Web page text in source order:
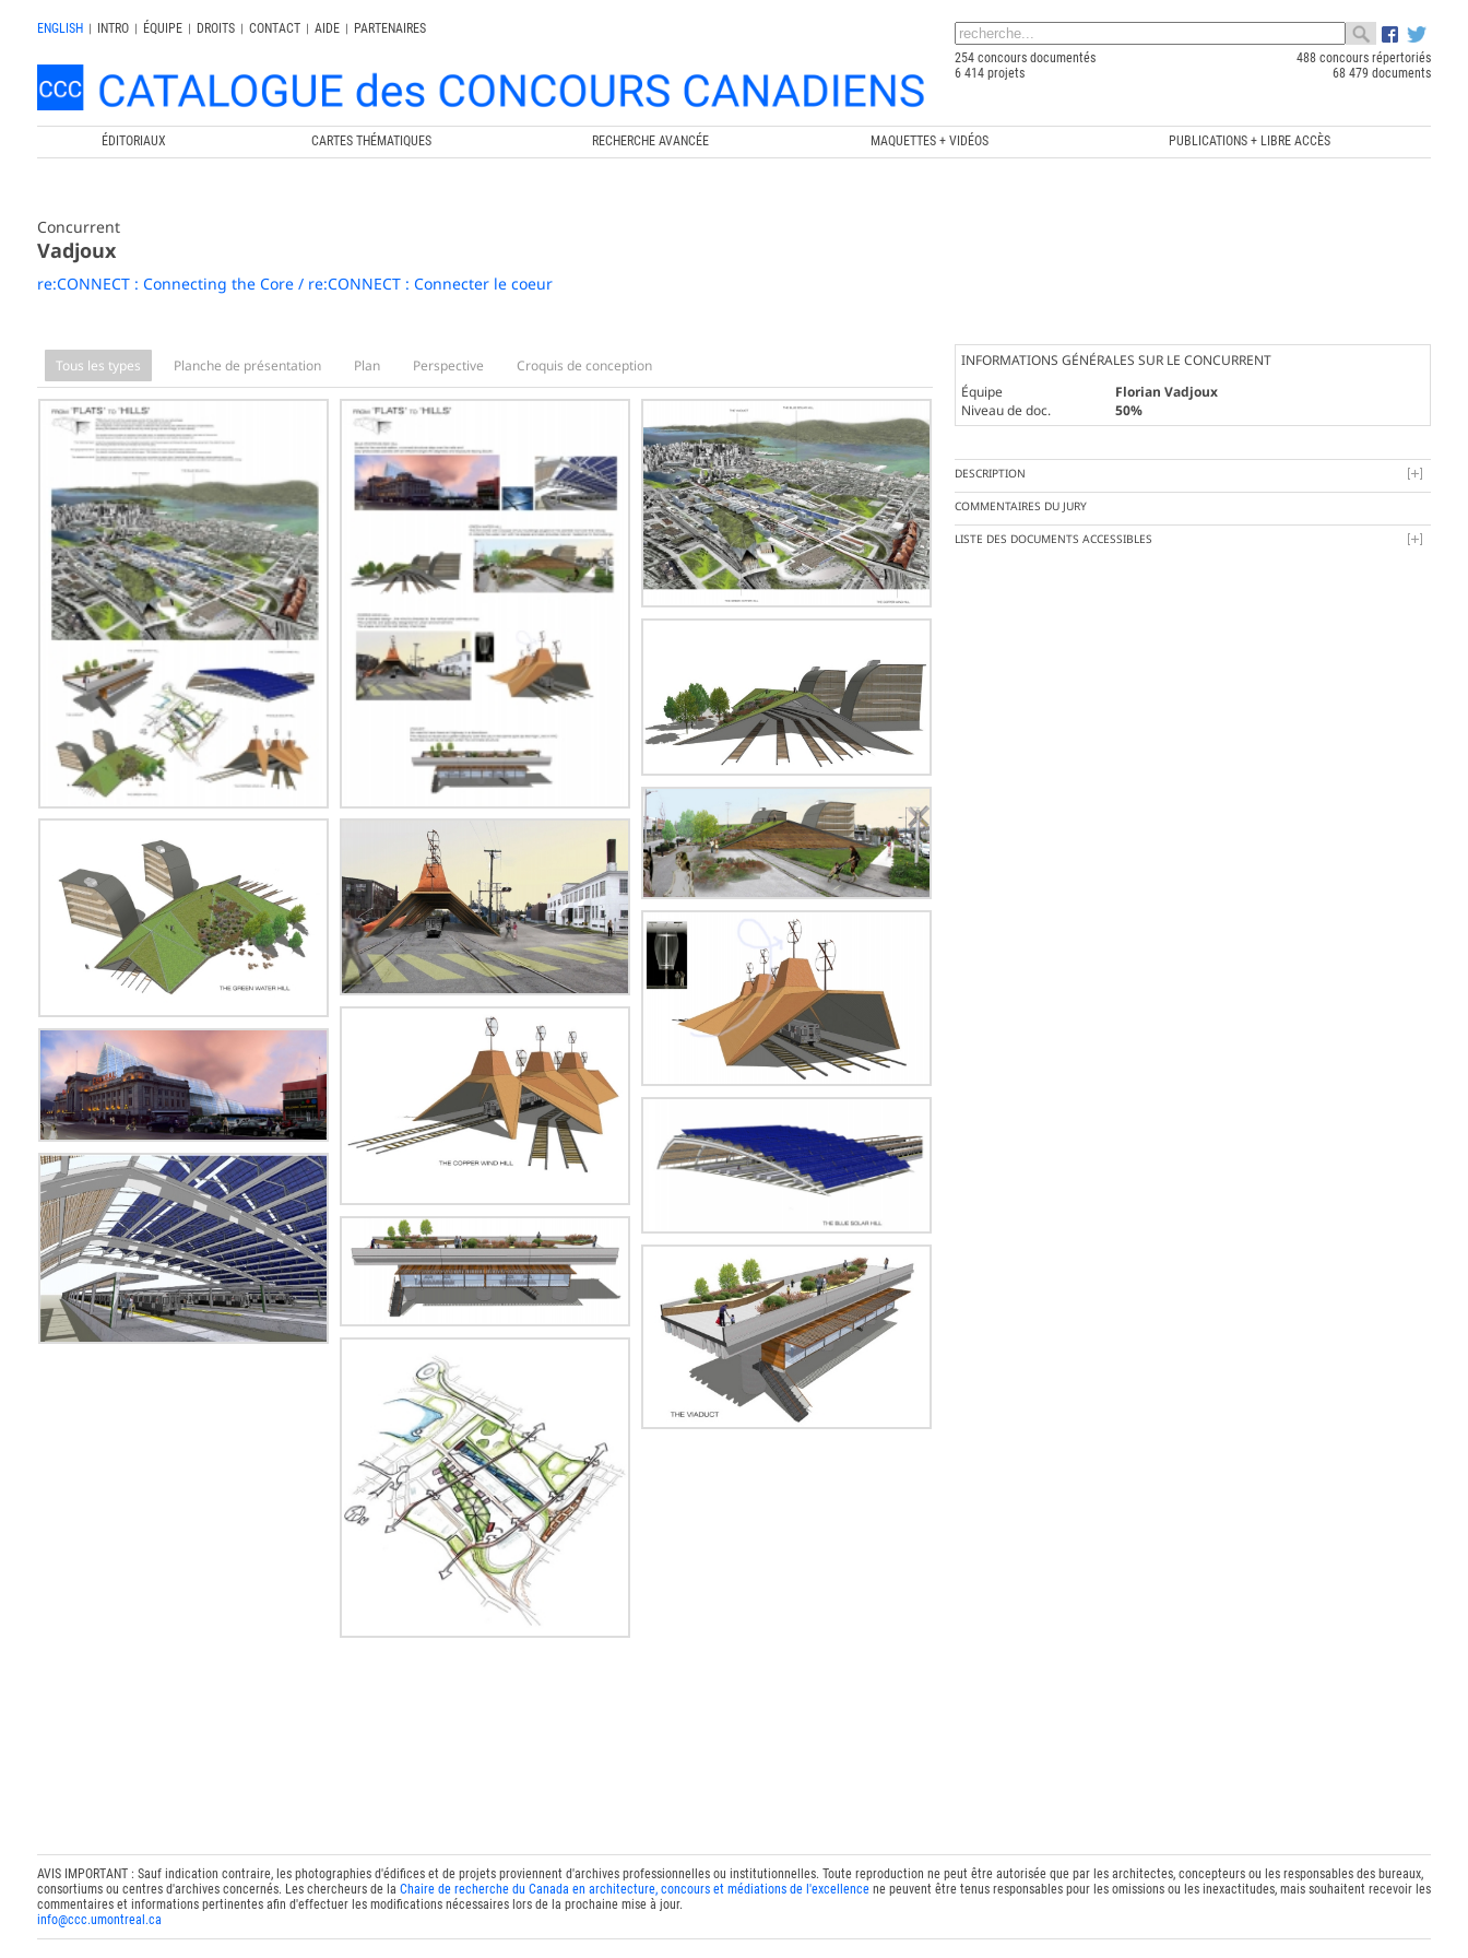
ENGLISH | INTRO | ÉQUIPE | DROITS | CONTACT | AIDE |
PARTENAIRES
254 concours documentés
488 concours répertoriés
6 414 projets
68 479 documents
ÉDITORIAUX CARTES THÉMATIQUES RECHERCHE AVANCÉE MAQUETTES + VIDÉOS PUBLICATIONS + LIBRE ACCÈS
Concurrent
Vadjoux
re:CONNECT : Connecting the Core / re:CONNECT : Connecter le coeur
Tous les types Planche de présentation Plan Perspective Croquis de conception
INFORMATIONS GÉNÉRALES SUR LE CONCURRENT
Équipe
Florian Vadjoux
Niveau de doc.
50%
DESCRIPTION
COMMENTAIRES DU JURY
LISTE DES DOCUMENTS ACCESSIBLES
AVIS IMPORTANT : Sauf indication contraire, les photographies d'édifices et de projets proviennent d'archives professionnelles ou institutionnelles. Toute reproduction ne peut être autorisée que par les architectes, concepteurs ou les responsables des bureaux,
consortiums ou centres d'archives concernés. Les chercheurs de la Chaire de recherche du Canada en architecture, concours et médiations de l'excellencene peuvent être tenus responsables pour les omissions ou les inexactitudes, mais souhaitent recevoir les
commentaires et informations pertinentes afin d'effectuer les modifications nécessaires lors de la prochaine mise à jour.
info@ccc.umontreal.ca